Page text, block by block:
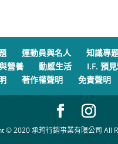
運動員與名人 知識專
營養
動感生活
I.F. 預
著作權聲明 免責聲明
© 2020 承筠行銷事業有限公司 All